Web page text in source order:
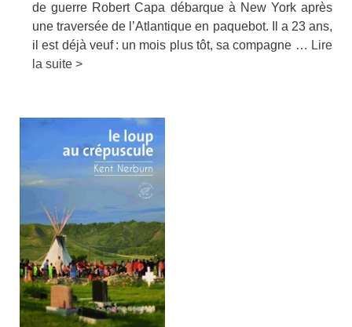
de guerre Robert Capa débarque à New York après
une traversée de l’Atlantique en paquebot. Il a 23 ans,
il est déjà veuf : un mois plus tôt, sa compagne … Lire
la suite >